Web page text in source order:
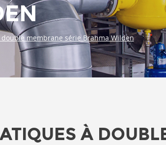
membrane série Brahma Wilden
À